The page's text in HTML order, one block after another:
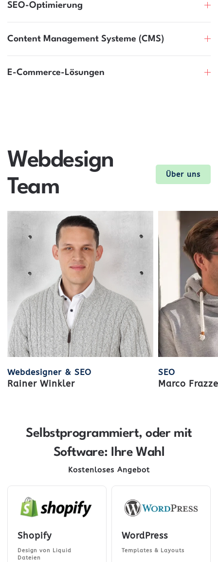
SEO-Optimierung
Content Management Systeme (CMS)
E-Commerce-Lösungen
Webdesign
Team
Über uns
Webdesigner & SEO
Rainer Winkler
SEO
Marco
Selbstprogrammiert, oder mit
Software: Ihre Wahl
Kostenloses Angebot
Shopify
Design von Liquid
Dateien
WordPress
Templates & Layouts